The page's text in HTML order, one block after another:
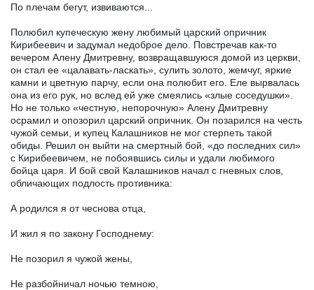
По плечам бегут, извиваются...
Полюбил купеческую жену любимый царский опричник
Кирибеевич и задумал недоброе дело. Повстречав как-то
вечером Алену Дмитревну, возвращавшуюся домой из церкви,
он стал ее «цалавать-ласкать», сулить золото, жемчуг, яркие
камни и цветную парчу, если она полюбит его. Еле вырвалась
она из его рук, но вслед ей уже смеялись «злые соседушки».
Но не только «честную, непорочную» Алену Дмитревну
осрамил и опозорил царский опричник. Он позарился на честь
чужой семьи, и купец Калашников не мог стерпеть такой
обиды. Решил он выйти на смертный бой, «до последних сил»
с Кирибеевичем, не побоявшись силы и удали любимого
бойца царя. И бой свой Калашников начал с гневных слов,
обличающих подлость противника:
А родился я от чеснова отца,
И жил я по закону Господнему:
Не позорил я чужой жены,
Не разбойничал ночью темною,